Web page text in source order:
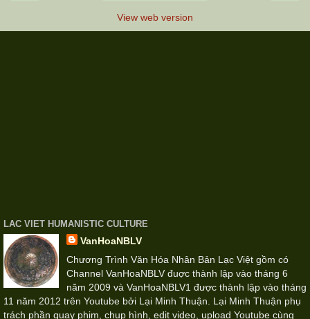
View web version
LAC VIET HUMANISTIC CULTURE
VanHoaNBLV
Chương Trình Văn Hóa Nhân Bản Lạc Việt gồm có
Channel VanHoaNBLV đuợc thành lập vào tháng 6
năm 2009 và VanHoaNBLV1 được thành lập vào tháng
11 năm 2012 trên Youtube bởi Lại Minh Thuận. Lại Minh Thuận phụ
trách phần quay phim, chụp hình, edit video, upload Youtube cùng